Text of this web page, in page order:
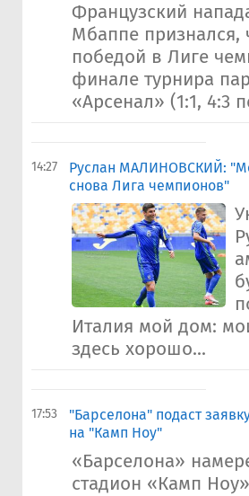
Французский
Мбаппе признался,
победой в Лиге
финале турнира
«Арсенал» (1:1, 4:3
14:27
Руслан МАЛИНОВСКИЙ:
снова Лига чемпионов"
Италия мой дом:
здесь хорошо...
17:53
"Барселона" подаст
на "Камп Ноу"
«Барселона»
стадион «Камп